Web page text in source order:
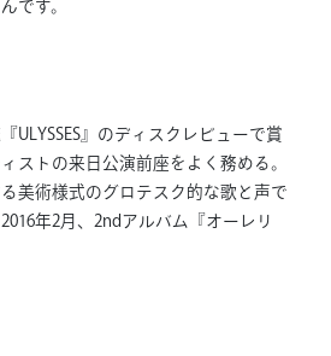
です。
ULYSSES』のディスクレビューで賞
ストの来日公演前座をよく務める。
美術様式のグロテスク的な歌と声で
年2月、2ndアルバム『オーレリ